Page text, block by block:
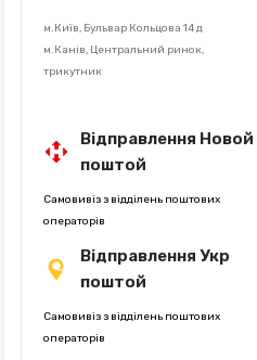
м.Київ, Бульвар Кольцова 14 д
м.Канів, Центральний ринок,
трикутник
Відправлення Новой
поштой
Самовивіз з відділень поштових
операторів
Відправлення Укр
поштой
Самовивіз з відділень поштових
операторів